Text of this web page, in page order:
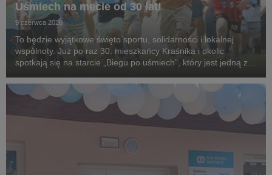
Uśmiech na mecie od 30 lat!
9 czerwca 2026
To będzie wyjątkowe święto sportu, solidarności i lokalnej
wspólnoty. Już po raz 30. mieszkańcy Kraśnika i okolic
spotkają się na starcie „Biegu po uśmiech”, który jest jedną z
biegowych w regionie, organizowanej przez...